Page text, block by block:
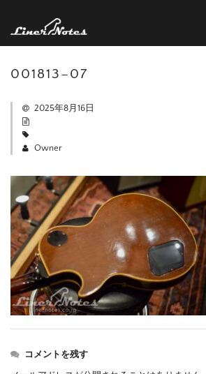
001813–07
2025年8月16日
Owner
コメントを残す